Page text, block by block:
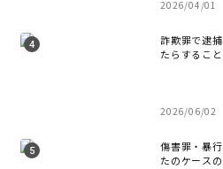
2026/04/01
詐欺罪で逮
たらすること
2026/06/02
傷害罪・暴
たのケース